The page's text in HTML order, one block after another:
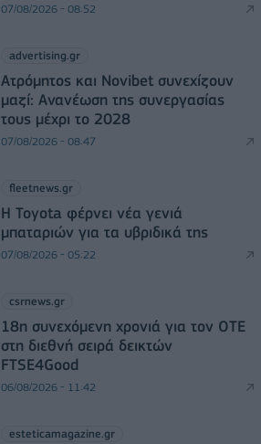
07/08/2026 - 08:52
advertising.gr
Ατρόμητος και Novibet συνεχίζουν
μαζί: Ανανέωση της συνεργασίας
τους μέχρι το 2028
07/08/2026 - 08:47
fleetnews.gr
Η Toyota φέρνει νέα γενιά
μπαταριών για τα υβριδικά της
07/08/2026 - 05:22
csrnews.gr
18η συνεχόμενη χρονιά για τον ΟΤΕ
στη διεθνή σειρά δεικτών
FTSE4Good
06/08/2026 - 11:42
esteticamagazine.gr